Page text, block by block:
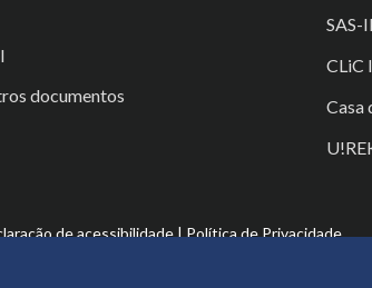
documentos
SAS-
CLiC
Casa
de acessibilidade|Política de Privacidade